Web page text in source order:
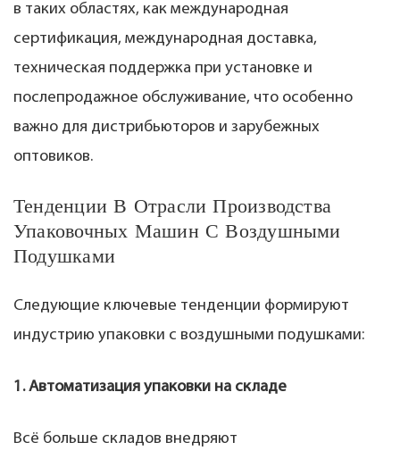
в таких областях, как международная
сертификация, международная доставка,
техническая поддержка при установке и
послепродажное обслуживание, что особенно
важно для дистрибьюторов и зарубежных
оптовиков.
Тенденции В Отрасли Производства
Упаковочных Машин С Воздушными
Подушками
Следующие ключевые тенденции формируют
индустрию упаковки с воздушными подушками:
1. Автоматизация упаковки на складе
Всё больше складов внедряют